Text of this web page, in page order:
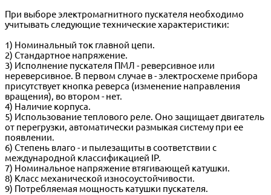
При выборе электромагнитного пускателя необходимо
учитывать следующие технические характеристики:
1) Номинальный ток главной цепи.
2) Стандартное напряжение.
3) Исполнение пускателя ПМЛ - реверсивное или
нереверсивное. В первом случае в - электросхеме прибора
присутствует кнопка реверса (изменение направления
вращения), во втором - нет.
4) Наличие корпуса.
5) Использование теплового реле. Оно защищает двигатель
от перегрузки, автоматически размыкая систему при ее
появлении.
6) Степень влаго - и пылезащиты в соответствии с
международной классификацией IP.
7) Номинальное напряжение втягивающей катушки.
8) Класс механической износоустойчивости.
9) Потребляемая мощность катушки пускателя.